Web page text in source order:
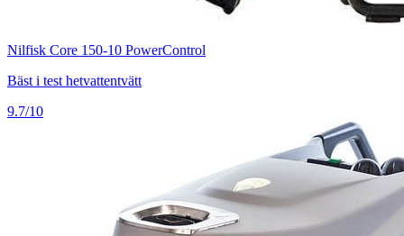
Nilfisk Core 150-10 PowerControl
Bäst i test hetvattentvätt
9.7/10